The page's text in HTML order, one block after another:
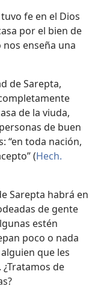
fe en el Dios
por el bien de
enseña una
de Sarepta,
de la viuda,
de buen
“en toda nación,
(Hech.
Sarepta habrá en
de gente
estén
poco o nada
que les
de